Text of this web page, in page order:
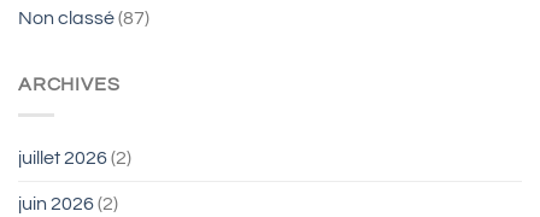
Non classé(87)
ARCHIVES
juillet 2026(2)
juin 2026(2)